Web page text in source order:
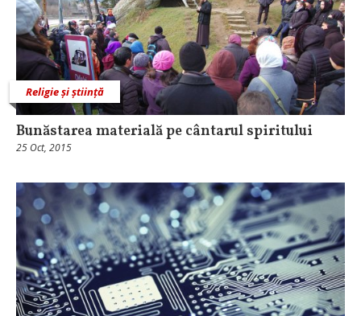
Religie și știință
Bunăstarea materială pe cântarul spiritului
25 Oct, 2015